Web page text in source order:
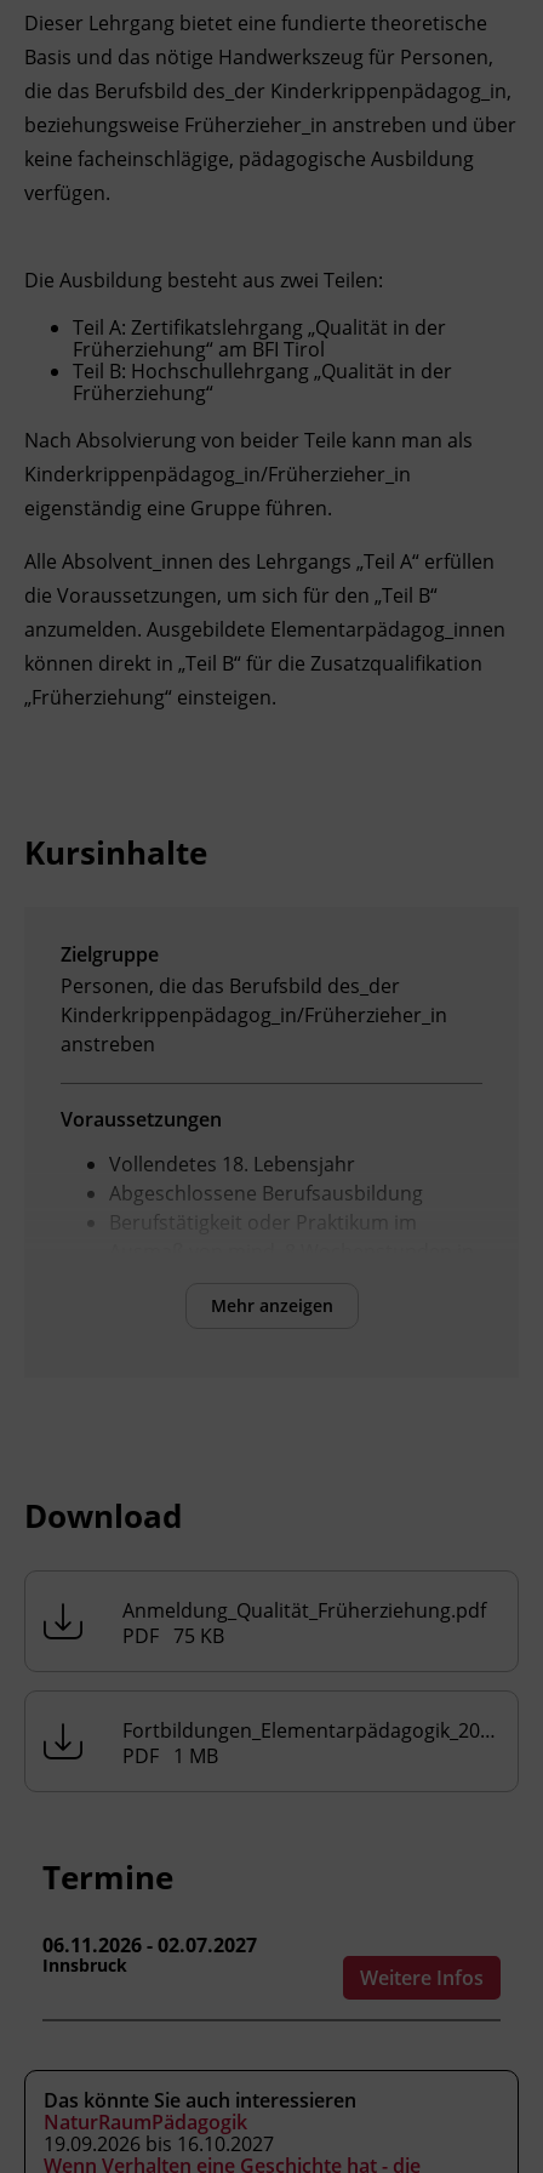
Ingenieurzertifizierung
Deutsch und Integration
Akademisches Studienzentrum
Digitales Lernen
BFI Reutte
BFI Schwaz
Dieser Lehrgang bietet eine fundierte theoretische
Basis und das nötige Handwerkszeug für Personen,
die das Berufsbild des_der Kinderkrippenpädagog_in,
beziehungsweise Früherzieher_in anstreben und über
keine facheinschlägige, pädagogische Ausbildung
verfügen.
Die Ausbildung besteht aus zwei Teilen:
Teil A: Zertifikatslehrgang „Qualität in der
Früherziehung“ am BFI Tirol
Teil B: Hochschullehrgang „Qualität in der
Früherziehung“
Nach Absolvierung von beider Teile kann man als
Kinderkrippenpädagog_in/Früherzieher_in
eigenständig eine Gruppe führen.
Alle Absolvent_innen des Lehrgangs „Teil A“ erfüllen
die Voraussetzungen, um sich für den „Teil B“
anzumelden. Ausgebildete Elementarpädagog_innen
können direkt in „Teil B“ für die Zusatzqualifikation
„Früherziehung“ einsteigen.
Kursinhalte
Zielgruppe
Personen, die das Berufsbild des_der
Kinderkrippenpädagog_in/Früherzieher_in
anstreben
Voraussetzungen
Vollendetes 18. Lebensjahr
Abgeschlossene Berufsausbildung
Berufstätigkeit oder Praktikum im
alterserweiterten Kindergartengruppe
senden wir Ihnen gerne die
Anmeldebestätigung zu. Vielen Dank!
Inhalte
Früherziehung von Bedeutung sind:
Rahmenbedingungen für Kinderkrippen
Eingewöhnungsphase als besondere
Kommunikation, Konflikt, Teamarbeit
Elternarbeit
Methoden:
Theoretische Inputs
Gruppenarbeiten
Beobachtungsaufträge
Peergroup-Treffen
Mehr anzeigen
Download
Anmeldung_Qualität_Früherziehung.pdf
PDF 75 KB
Fortbildungen_Elementarpädagogik_2024_2025.pdf
PDF 1 MB
Termine
06.11.2026 - 02.07.2027
Innsbruck Weitere Infos
Das könnte Sie auch interessieren
NaturRaumPädagogik
19.09.2026 bis 16.10.2027
Wenn Verhalten eine Geschichte hat - die